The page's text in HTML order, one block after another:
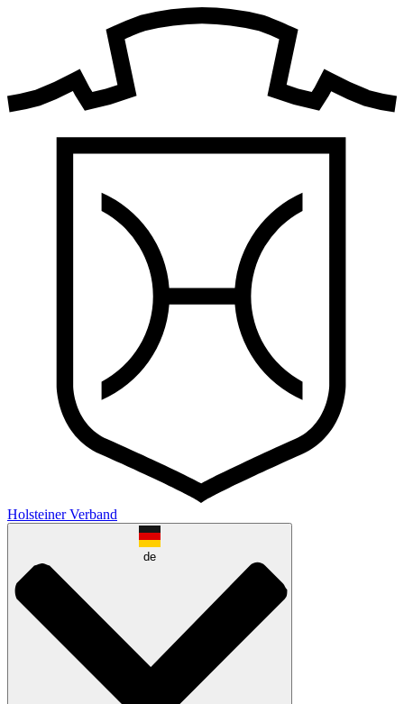
Holsteiner Verband
de